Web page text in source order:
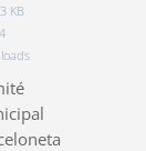
KB